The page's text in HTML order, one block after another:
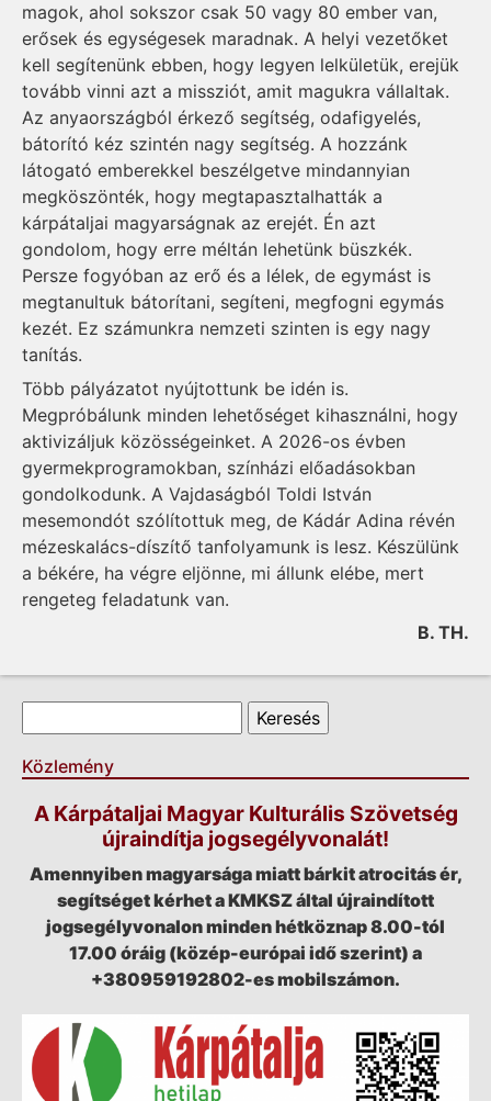
magok, ahol sokszor csak 50 vagy 80 ember van,
erősek és egységesek maradnak. A helyi vezetőket
kell segítenünk ebben, hogy legyen lelkületük, erejük
tovább vinni azt a missziót, amit magukra vállaltak.
Az anyaországból érkező segítség, odafigyelés,
bátorító kéz szintén nagy segítség. A hozzánk
látogató emberekkel beszélgetve mindannyian
megköszönték, hogy megtapasztalhatták a
kárpátaljai magyarságnak az erejét. Én azt
gondolom, hogy erre méltán lehetünk büszkék.
Persze fogyóban az erő és a lélek, de egymást is
megtanultuk bátorítani, segíteni, megfogni egymás
kezét. Ez számunkra nemzeti szinten is egy nagy
tanítás.
Több pályázatot nyújtottunk be idén is.
Megpróbálunk minden lehetőséget kihasználni, hogy
aktivizáljuk közösségeinket. A 2026-os évben
gyermekprogramokban, színházi előadásokban
gondolkodunk. A Vajdaságból Toldi István
mesemondót szólítottuk meg, de Kádár Adina révén
mézeskalács-díszítő tanfolyamunk is lesz. Készülünk
a békére, ha végre eljönne, mi állunk elébe, mert
rengeteg feladatunk van.
B. TH.
Keresés űrlap
Közlemény
A Kárpátaljai Magyar Kulturális Szövetség
újraindítja jogsegélyvonalát!
Amennyiben magyarsága miatt bárkit atrocitás ér,
segítséget kérhet a KMKSZ által újraindított
jogsegélyvonalon minden hétköznap 8.00-tól
17.00 óráig (közép-európai idő szerint) a
+380959192802-es mobilszámon.